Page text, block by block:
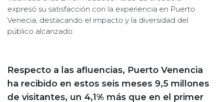
expresó su satisfacción con la experiencia en Puerto
Venecia, destacando el impacto y la diversidad del
público alcanzado.
Respecto a las afluencias, Puerto Venencia
ha recibido en estos seis meses 9,5 millones
de visitantes, un 4,1% más que en el primer